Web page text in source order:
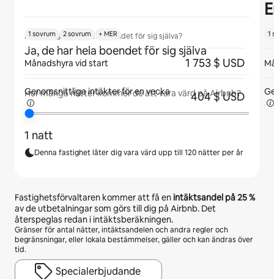
Kommer gäster att ha boendet för sig själva?
Ja, de har hela boendet för sig själva
Hur många nätter kommer du att vara värd på Airbnb?
1 natt
Denna fastighet låter dig vara värd upp till 120 nätter per år
Fastighetsförvaltaren kommer att få enintäktsandel på25 %
av de utbetalningar som görs till dig på Airbnb. Det
återspeglas redan i intäktsberäkningen.
Gränser för antal nätter, intäktsandelen och andra regler och
begränsningar, eller lokala bestämmelser, gäller och kan ändras över
tid.
Specialerbjudande
1 sovrum 2 sovrum + MER
Månadshyra vid start 1 753 $ USD
Genomsnittliga intäkter fören vecka 404 $ USD
1